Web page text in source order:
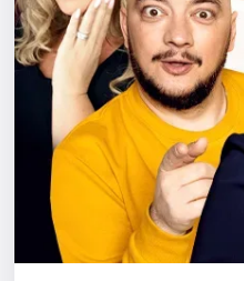
Артисты
Рейтинги